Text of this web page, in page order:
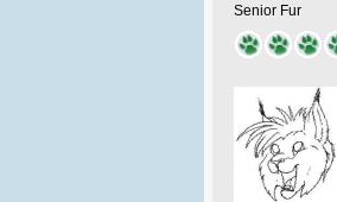
Senior Fur